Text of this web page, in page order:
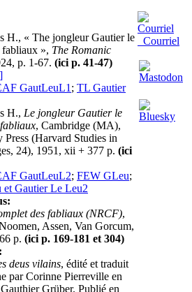
H., « The jongleur Gautier le
», The Romanic
p. 1-67. (ici p. 41-47)
GautLeuL1 ; TL Gautier
H., Le jongleur Gautier le
, Cambridge (MA),
(Harvard Studies in
24), 1951, xii + 377 p. (ici
GautLeuL2; FEW GLeu;
Gautier Le Leu2
des fabliaux (NRCF),
Assen, Van Gorcum,
p. (ici p. 169-181 et 304)
deus vilains, édité et traduit
par Corinne Pierreville en
Grüber. Publié en
Courriel